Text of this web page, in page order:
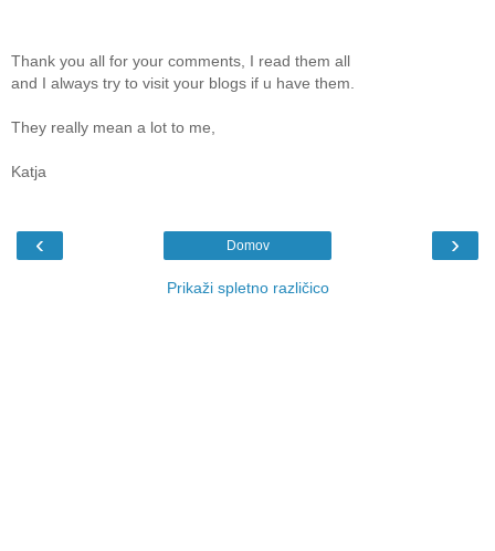
Thank you all for your comments, I read them all
and I always try to visit your blogs if u have them.
They really mean a lot to me,
Katja
‹ ›
Domov
Prikaži spletno različico